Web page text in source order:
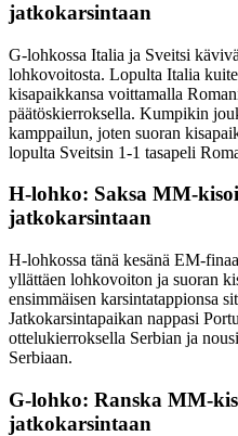
jatkokarsintaan
G-lohkossa Italia ja Sveitsi
lohkovoitosta. Lopulta Italia
kisapaikkansa voittamalla
päätöskierroksella. Kumpikin
kamppailun, joten suoran
lopulta Sveitsin 1-1 tasapeli
H-lohko: Saksa MM-
jatkokarsintaan
H-lohkossa tänä kesänä EM-
yllättäen lohkovoiton ja suoran
ensimmäisen karsintatappionsa
Jatkokarsintapaikan nappasi
ottelukierroksella Serbian ja
Serbiaan.
G-lohko: Ranska MM-
jatkokarsintaan